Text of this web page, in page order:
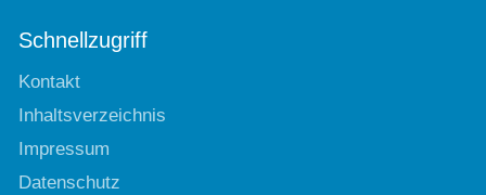
Schnellzugriff
Kontakt
Inhaltsverzeichnis
Impressum
Datenschutz